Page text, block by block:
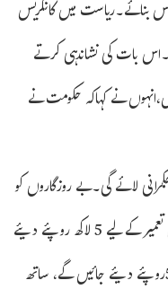
بنائے۔ریاست میں کانگریس
گا۔اس بات کی نشاندہی کرتے
نے کہاکہ حکومت نے
لائے گی۔بے روزگاروں کو
روزگار کے مواقع فراہم کئے جائیں گے۔مکان کی تعمیر کے لیے 5 لاکھ روپئے دیئے
جائیں گے۔خواتین کے لیے ہر ماہ 2 ہزار 500روپئے دیئے جائیں گے، ساتھ